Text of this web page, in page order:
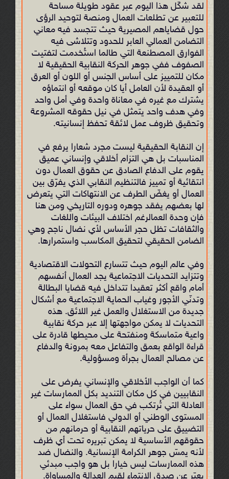
لقد شكّل هذا اليوم عبر عقود طويلة مساحة
للتعبير عن تطلعات العمال ومنصة لتوحيد الرؤى
حول قضاياهم المصيرية حيث تتجسد فيه معاني
التضامن العمالي العابر للحدود وتتلاشى فيه
الفوارق المصطنعة التي طالما استُخدمت لتفتيت
الصفوف ففي جوهر الحركة النقابية الحقيقية لا
مكان للتمييز على أساس الجنس أو اللون أو العرق
أو العقيدة لأن العامل أيا كان موقعه أو انتماؤه
يشترك مع غيره في معاناة واحدة وفي أمل واحد
وفي هدف واحد يتمثل في نيل حقوقه المشروعة
وتحقيق ظروف عمل لائقة تحفظ إنسانيته.
إن النقابة الحقيقية ليست مجرد شعارا يرفع في
المناسبات بل هي التزام أخلاقي وإنساني عميق
يقوم على الدفاع الصادق عن حقوق العمال دون
انتقائية أو تمييز فالتنظيم النقابي الذي يفرّق بين
العمال أو يغضّ الطرف عن الانتهاكات التي يتعرض
لها بعضهم يفقد جوهره ودوره التاريخي ومن هنا
فإن وحدة العمالرغم اختلاف البيئات واللغات
والثقافات تظل حجر الأساس لأي نضال ناجح وهي
الضامن الحقيقي لتحقيق المكاسب واستمرارها.
وفي عالم اليوم حيث تتسارع التحولات الاقتصادية
وتتزايد التحديات الاجتماعية يجد العمال أنفسهم
أمام واقع أكثر تعقيدا تتداخل فيه قضايا البطالة
وتدنّي الأجور وغياب الحماية الاجتماعية مع أشكال
جديدة من الاستغلال والعمل غير اللائق. هذه
التحديات لا يمكن مواجهتها إلا عبر حركة نقابية
واعية متماسكة ومنفتحة على محيطها قادرة على
قراءة الواقع بعمق والتفاعل معه بمرونة والدفاع
عن مصالح العمال بجرأة ومسؤولية.
كما أن الواجب الأخلاقي والإنساني يفرض على
النقابيين في كل مكان التنديد بكل الممارسات غير
العادلة التي تُرتكب في حق العمال سواء على
المستوى الوطني أو الدولي فاستغلال العمال أو
التضييق على حرياتهم النقابية أو حرمانهم من
حقوقهم الأساسية لا يمكن تبريره تحت أي ظرف
لأنه يمسّ جوهر الكرامة الإنسانية. والنضال ضد
هذه الممارسات ليس خيارا بل هو واجب مبدئي
يعبّر عن صدق الانتماء لقيم العدالة والمساواة.